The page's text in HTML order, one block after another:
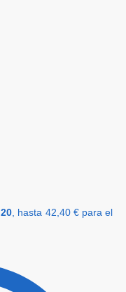
20, hasta 42,40 € para el